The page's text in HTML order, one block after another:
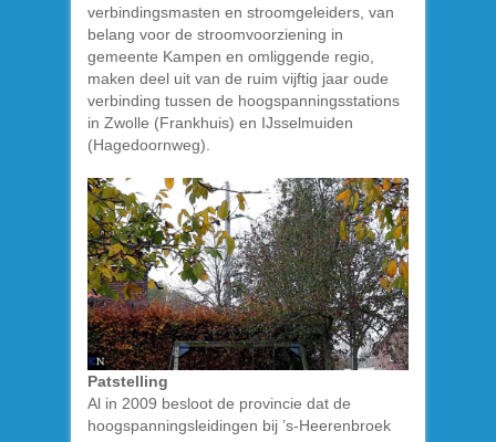
verbindingsmasten en stroomgeleiders, van
belang voor de stroomvoorziening in
gemeente Kampen en omliggende regio,
maken deel uit van de ruim vijftig jaar oude
verbinding tussen de hoogspanningsstations
in Zwolle (Frankhuis) en IJsselmuiden
(Hagedoornweg).
Patstelling
Al in 2009 besloot de provincie dat de
hoogspanningsleidingen bij ’s-Heerenbroek